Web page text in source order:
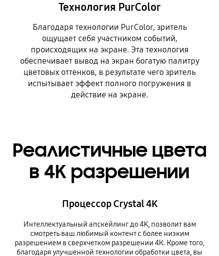
Технология PurColor
Благодаря технологии PurColor, зритель
ощущает себя участником событий,
происходящих на экране. Эта технология
обеспечивает вывод на экран богатую палитру
цветовых оттенков, в результате чего зритель
испытывает эффект полного погружения в
действие на экране.
Реалистичные цвета
в 4K разрешении
Процессор Crystal 4K
Интеллектуальный апскейлинг до 4K, позволит вам
смотреть ваш любимый контент с более низким
разрешением в сверхчетком разрешении 4К. Кроме того,
благодаря улучшенной технологии обработки цвета, вы